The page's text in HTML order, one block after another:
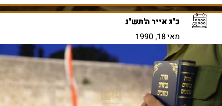
כ"ג אייר ה'תש"נ
מאי 18, 1990